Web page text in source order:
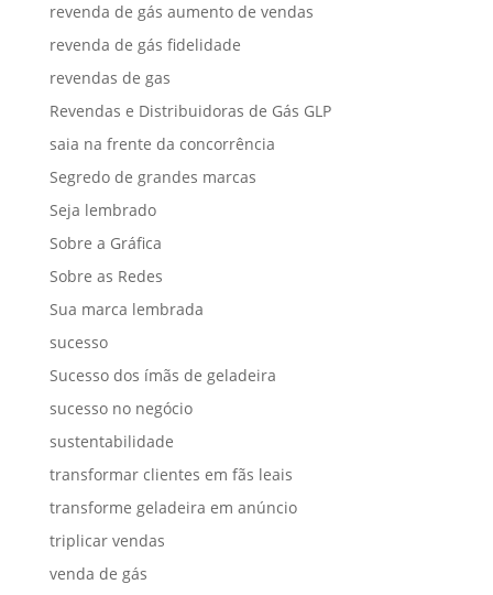
revenda de gás aumento de vendas
revenda de gás fidelidade
revendas de gas
Revendas e Distribuidoras de Gás GLP
saia na frente da concorrência
Segredo de grandes marcas
Seja lembrado
Sobre a Gráfica
Sobre as Redes
Sua marca lembrada
sucesso
Sucesso dos ímãs de geladeira
sucesso no negócio
sustentabilidade
transformar clientes em fãs leais
transforme geladeira em anúncio
triplicar vendas
venda de gás